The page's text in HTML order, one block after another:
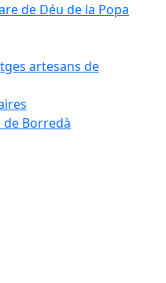
de Déu de la Popa
artesans de
de Borredà